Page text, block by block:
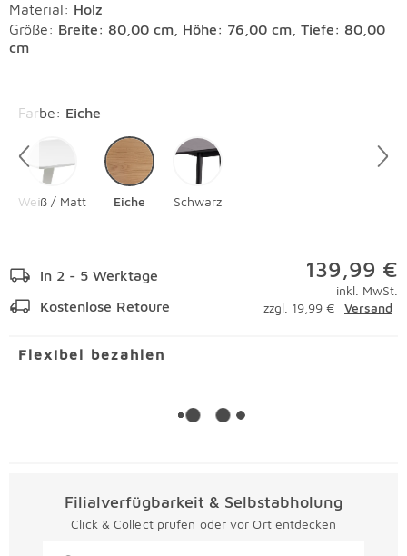
Material: Holz
Größe: Breite: 80,00 cm, Höhe: 76,00 cm, Tiefe: 80,00
cm
Farbe: Eiche
Weiß / Matt Eiche Schwarz
in 2 - 5 Werktage
Kostenlose Retoure
139,99 €
inkl. MwSt.
zzgl. 19,99 €
Versand
Flexibel bezahlen
Filialverfügbarkeit & Selbstabholung
Click & Collect prüfen oder vor Ort entdecken